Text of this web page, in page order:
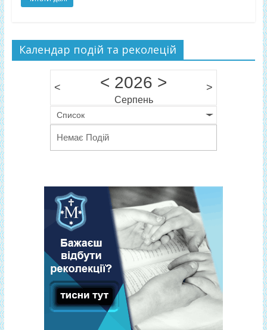
Календар подій та реколецій
< < 2026 >
Серпень
>
Список
Немає Подій